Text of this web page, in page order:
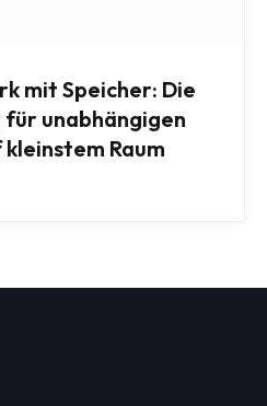
mit Speicher: Die
unabhängigen
Raum